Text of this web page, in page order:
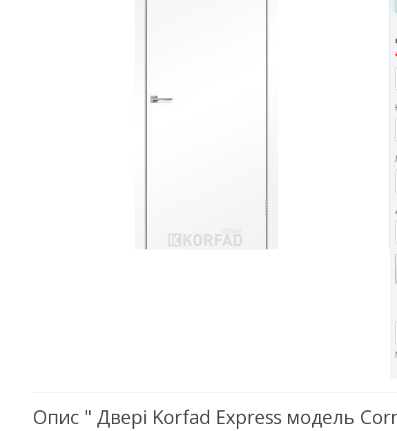
Опис " Двері Korfad Express модель